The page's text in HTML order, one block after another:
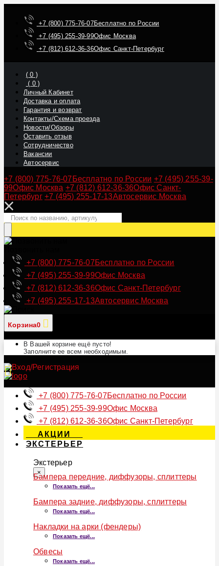
+7 (800) 775-76-07Бесплатно по России
+7 (495) 255-39-99Офис Москва
+7 (812) 612-36-36Офис Санкт-Петербург
(0 )
( 0)
Личный Кабинет
Доставка и оплата
Гарантия и возврат
Контакты/Схема проезда
Новости/Обзоры
Оставить отзыв
Сотрудничество
Вакансии
Автосервис
+7 (800) 775-76-07 Бесплатно по России +7 (495) 255-39-
99Офис Москва +7 (812) 612-36-36Офис Санкт-
Петербург +7 (495) 255-17-13Автосервис Москва
+7 (800) 775-76-07Бесплатно по России
+7 (495) 255-39-99Офис Москва
+7 (812) 612-36-36Офис Санкт-Петербург
+7 (495) 255-17-13Автосервис Москва
Корзина0
В Вашей корзине ещё пусто!
Заполните ее всем необходимым.
+7 (800) 775-76-07Бесплатно по России
+7 (495) 255-39-99Офис Москва
+7 (812) 612-36-36Офис Санкт-Петербург
АКЦИИ
ЭКСТЕРЬЕР
Экстерьер
×
Бампера передние, диффузоры, сплиттеры
Показать ещё...
Бампера задние, диффузоры, сплиттеры
Показать ещё...
Накладки на арки (фендеры)
Показать ещё...
Обвесы
Показать ещё...